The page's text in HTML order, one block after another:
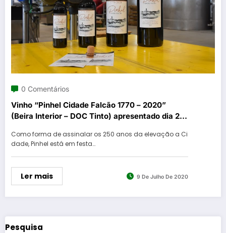
0 Comentários
Vinho “Pinhel Cidade Falcão 1770 – 2020”
(Beira Interior – DOC Tinto) apresentado dia 25
Como forma de assinalar os 250 anos da elevação a Ci
dade, Pinhel está em festa…
Ler mais 9 De Julho De 2020
Pesquisa